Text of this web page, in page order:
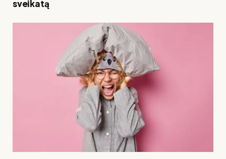
sveikatą